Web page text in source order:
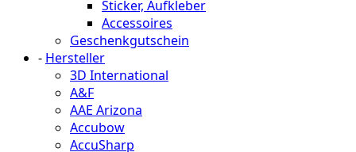
Sticker, Aufkleber
Accessoires
Geschenkgutschein
- Hersteller
3D International
A&F
AAE Arizona
Accubow
AccuSharp